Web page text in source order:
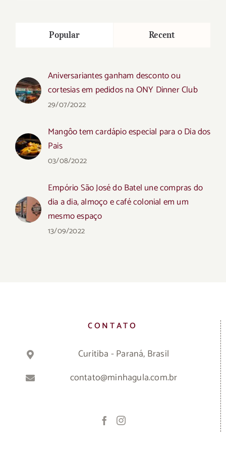
Popular Recent
Aniversariantes ganham desconto ou
cortesias em pedidos na ONY Dinner Club
29/07/2022
Mangôo tem cardápio especial para o Dia dos
Pais
03/08/2022
Empório São José do Batel une compras do
dia a dia, almoço e café colonial em um
mesmo espaço
13/09/2022
CONTATO
Curitiba - Paraná, Brasil
contato@minhagula.com.br